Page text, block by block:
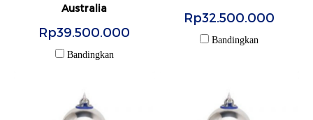
Australia
Rp39.500.000
Bandingkan
Rp32.500.000
Bandingkan